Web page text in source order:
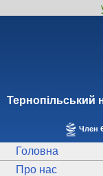
Тернопiльський
Член
Головна
Про нас